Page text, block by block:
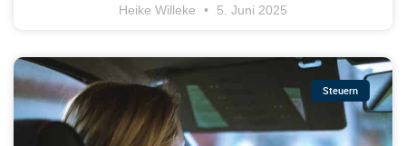
Heike Willeke 5. Juni 2025
Steuern